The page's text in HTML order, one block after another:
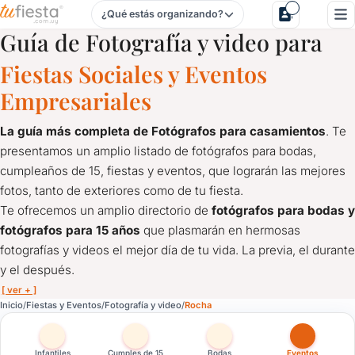
Fotografía y video para Fiestas y Eventos en Rocha
¿Qué estás organizando?
Guía de Fotografía y video para
Fiestas Sociales y Eventos
Empresariales
La guía más completa de Fotógrafos para casamientos. Te
presentamos un amplio listado de fotógrafos para bodas,
cumpleaños de 15, fiestas y eventos, que lograrán las mejores
fotos, tanto de exteriores como de tu fiesta.
Te ofrecemos un amplio directorio de fotógrafos para bodas y
fotógrafos para 15 años que plasmarán en hermosas
fotografías y videos el mejor día de tu vida. La previa, el durante
y el después.
[ ver + ]
Inicio Fiestas y Eventos Fotografía y video Rocha
Infantiles Cumples de 15 Bodas Eventos
Fotografía y video para Fiestas y Eventos en Rocha
La guía más completa de Fotógrafos para casamientos
Te ofrecemos un amplio directorio defotógrafos para bodas